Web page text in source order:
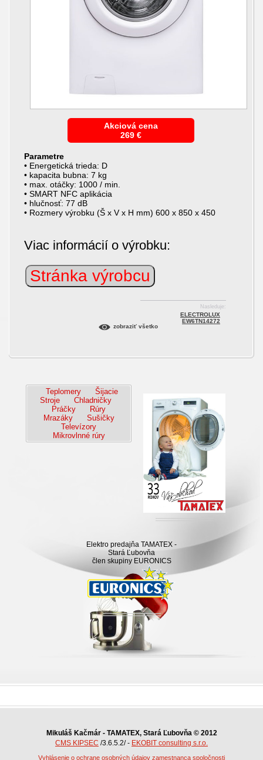
Akciová cena
269 €
Parametre
• Energetická trieda: D
• kapacita bubna: 7 kg
• max. otáčky: 1000 / min.
• SMART NFC aplikácia
• hlučnosť: 77 dB
• Rozmery výrobku (Š x V x H mm) 600 x 850 x 450
Viac informácií o výrobku:
Stránka výrobcu
Nasleduje:
ELECTROLUX
EW6TN14272
zobraziť všetko
Teplomery
Šijacie
Stroje
Chladničky
Práčky
Rúry
Mrazáky
Sušičky
Televízory
Mikrovlnné rúry
Elektro predajňa TAMATEX -
Stará Ľubovňa
člen skupiny EURONICS
Mikuláš Kačmár - TAMATEX, Stará Ľubovňa © 2012
CMS KIPSEC /3.6.5.2/ - EKOBIT consulting s.r.o.
Vyhlásenie o ochrane osobných údajov zamestnanca spoločnosti